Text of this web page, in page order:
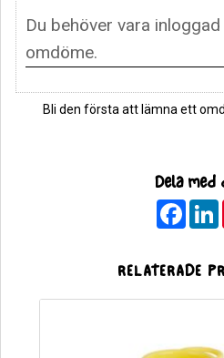
Bli den första att lämna ett
Dela med
F
b
o
L
e
d
RELATERADE